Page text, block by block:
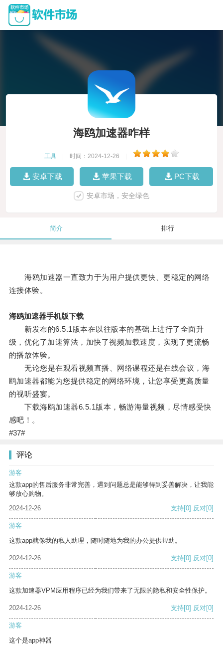
海鸥加速器咋样
工具 时间：2024-12-26
安卓下载 苹果下载 PC下载
安卓市场，安全绿色
简介 排行
海鸥加速器一直致力于为用户提供更快、更稳定的网络
连接体验。
海鸥加速器手机版下载
新发布的6.5.1版本在以往版本的基础上进行了全面升
级，优化了加速算法，加快了视频加载速度，实现了更流畅
的播放体验。
无论您是在观看视频直播、网络课程还是在线会议，海
鸥加速器都能为您提供稳定的网络环境，让您享受更高质量
的视听盛宴。
下载海鸥加速器6.5.1版本，畅游海量视频，尽情感受快
感吧！。
#37#
评论
游客
这款app的售后服务非常完善，遇到问题总是能够得到妥善解决，让我能
够放心购物。
2024-12-26
支持[0] 反对[0]
游客
这款app就像我的私人助理，随时随地为我的办公提供帮助。
2024-12-26 支持[0] 反对[0]
游客
这款加速器VPM应用程序已经为我们带来了无限的隐私和安全性保护。
2024-12-26 支持[0] 反对[0]
游客
这个是app神器